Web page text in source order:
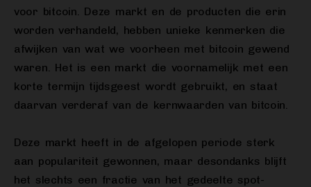
voor bitcoin. Deze markt en de producten die erin
worden verhandeld, hebben unieke kenmerken die
afwijken van wat we voorheen met bitcoin gewend
waren. Het is een markt die voornamelijk met een
korte termijn tijdsgeest wordt gebruikt, en staat
daarvan verderaf van de kernwaarden van bitcoin.
Deze markt heeft in de afgelopen periode sterk
aan populariteit gewonnen, maar desondanks blijft
het slechts een fractie van het gedeelte spot-